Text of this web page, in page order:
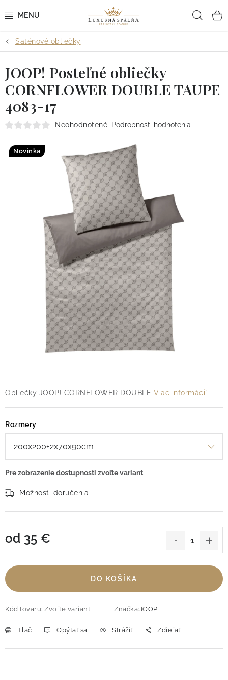
na
POSTEĽNÉ OBLIEČKY
POSTEĽNÉ PLACHTY
PREHOZY A PAPLÓNY
VANKÚŠE A OBLIEČKY
BYTOVÝ TEXTIL
KÚPEĽŇA + WELLNESS
Blog Doprava
Kontakt
Obchodné podmienky
Podmienky ochrany osobných údajov
Reklamačný poriadok
Vrátenie tovaru
Saténové obliečky
Obliečky JOOP! CORNFLOWER DOUBLE Viac informácií
Rozmery
Možnosti doručenia
od 35 €
DO KOŠÍKA
Kód tovaru: Zvoľte variant Značka:JOOP
Tlač Opýtať sa Strážiť Zdieľať
JOOP! Posteľné obliečky
CORNFLOWER DOUBLE TAUPE
4083-17
Neohodnotené Podrobnosti hodnotenia
Novinka